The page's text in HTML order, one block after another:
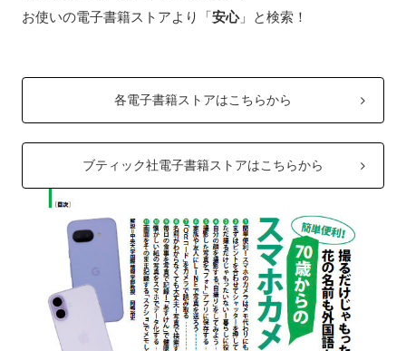
お使いの電子書籍ストアより「安心」と検索！
各電子書籍ストアはこちらから
ブティック社電子書籍ストアはこちらから